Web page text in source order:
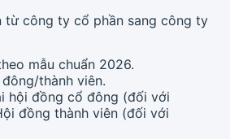
từ công ty cổ phần sang công ty
mẫu chuẩn 2026.
thành viên.
hội đồng cổ đông (đối với
đồng thành viên (đối với